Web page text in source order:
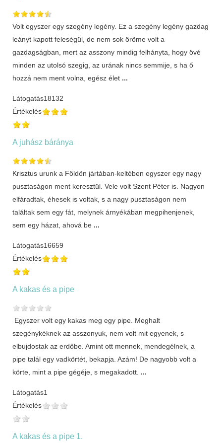
Volt egyszer egy szegény legény. Ez a szegény legény gazdag
leányt kapott feleségül, de nem sok öröme volt a
gazdagságban, mert az asszony mindig felhányta, hogy övé
minden az utolsó szegig, az urának nincs semmije, s ha ő
hozzá nem ment volna, egész élet ...
Látogatás18132
Értékelés
A juhász báránya
Krisztus urunk a Földön jártában-keltében egyszer egy nagy
pusztaságon ment keresztül. Vele volt Szent Péter is. Nagyon
elfáradtak, éhesek is voltak, s a nagy pusztaságon nem
találtak sem egy fát, melynek árnyékában megpihenjenek,
sem egy házat, ahová be ...
Látogatás16659
Értékelés
A kakas és a pipe
Egyszer volt egy kakas meg egy pipe. Meghalt
szegénykéknek az asszonyuk, nem volt mit egyenek, s
elbujdostak az erdőbe. Amint ott mennek, mendegélnek, a
pipe talál egy vadkörtét, bekapja. Azám! De nagyobb volt a
körte, mint a pipe gégéje, s megakadott. ...
Látogatás1
Értékelés
A kakas és a pipe 1.